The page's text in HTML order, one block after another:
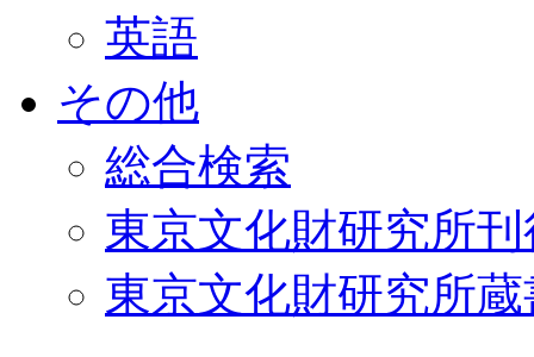
英語
その他
総合検索
東京文化財研究所
東京文化財研究所